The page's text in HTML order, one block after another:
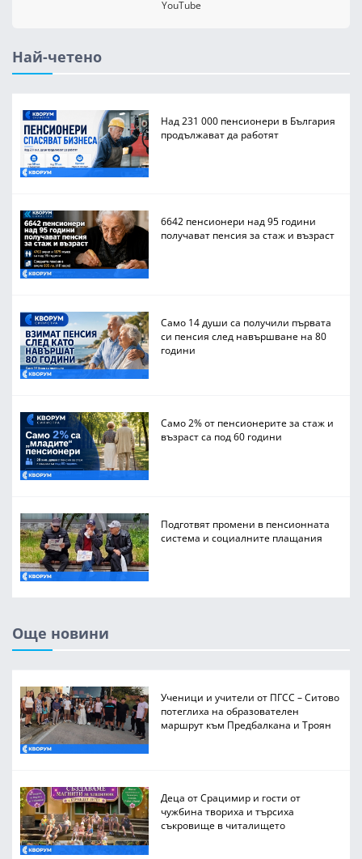
YouTube
Най-четено
Над 231 000 пенсионери в България
продължават да работят
6642 пенсионери над 95 години
получават пенсия за стаж и възраст
Само 14 души са получили първата
си пенсия след навършване на 80
години
Само 2% от пенсионерите за стаж и
възраст са под 60 години
Подготвят промени в пенсионната
система и социалните плащания
Още новини
Ученици и учители от ПГСС – Ситово
потеглиха на образователен
маршрут към Предбалкана и Троян
Деца от Срацимир и гости от
чужбина твориха и търсиха
съкровище в читалището